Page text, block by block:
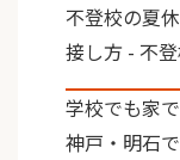
不登校の夏
接し方 - 不
学校でも家
神戸・明石